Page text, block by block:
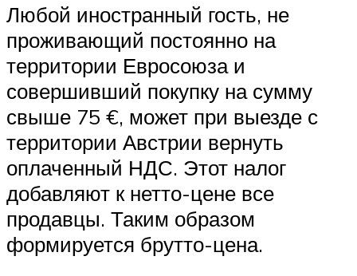
Любой иностранный гость, не
проживающий постоянно на
территории Евросоюза и
совершивший покупку на сумму
свыше 75 €, может при выезде с
территории Австрии вернуть
оплаченный НДС. Этот налог
добавляют к нетто-цене все
продавцы. Таким образом
формируется брутто-цена.